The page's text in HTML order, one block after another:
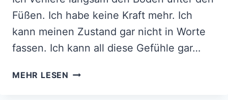
Füßen. Ich habe keine Kraft mehr. Ich
kann meinen Zustand gar nicht in Worte
fassen. Ich kann all diese Gefühle gar…
MEHR LESEN ICH